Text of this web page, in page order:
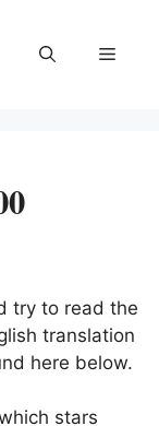
Menu
try to read the
translation
here below.
stars